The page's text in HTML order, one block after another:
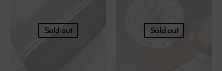
Sold out Sold out